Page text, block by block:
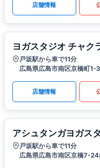
店舗情報
ヨガスタジオ チャク
戸坂駅から車で11分
広島県広島市南区京橋町1-
店舗情報
アシュタンガヨガス
戸坂駅から車で11分
広島県広島市南区京橋7-